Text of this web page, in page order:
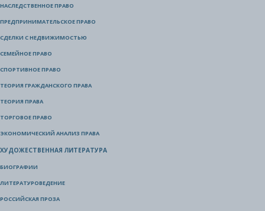
НАСЛЕДСТВЕННОЕ ПРАВО
ПРЕДПРИНИМАТЕЛЬСКОЕ ПРАВО
СДЕЛКИ С НЕДВИЖИМОСТЬЮ
СЕМЕЙНОЕ ПРАВО
СПОРТИВНОЕ ПРАВО
ТЕОРИЯ ГРАЖДАНСКОГО ПРАВА
ТЕОРИЯ ПРАВА
ТОРГОВОЕ ПРАВО
ЭКОНОМИЧЕСКИЙ АНАЛИЗ ПРАВА
ХУДОЖЕСТВЕННАЯ ЛИТЕРАТУРА
БИОГРАФИИ
ЛИТЕРАТУРОВЕДЕНИЕ
РОССИЙСКАЯ ПРОЗА